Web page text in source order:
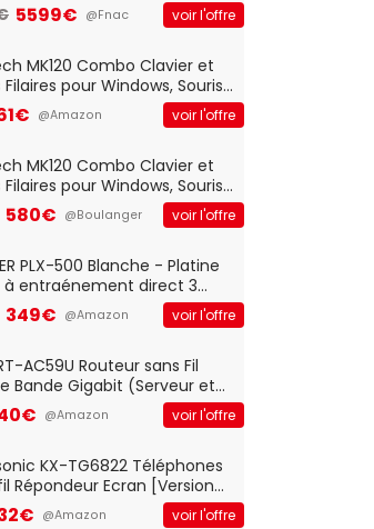
5599€ @Fnac voir l'offre
MK120 Combo Clavier et
Filaires pour Windows, Souris
Filaire, Connexion USB Plug
Confortable, Taille
UK - Noir
@Amazon voir l'offre
MK120 Combo Clavier et
Filaires pour Windows, Souris
Filaire, Connexion USB Plug
Confortable, Taille
UK - Noir
580€ @Boulanger voir l'offre
PLX-500 Blanche - Platine
à entraénement direct 3
(33-45-78 trs/min) avec
intégré et port USB
349€ @Amazon voir l'offre
AC59U Routeur sans Fil
Bande Gigabit (Serveur et
Triple Vlan, Mode Point
et Bridge, contrôle
@Amazon voir l'offre
KX-TG6822 Téléphones
Répondeur Ecran [Version
@Amazon voir l'offre